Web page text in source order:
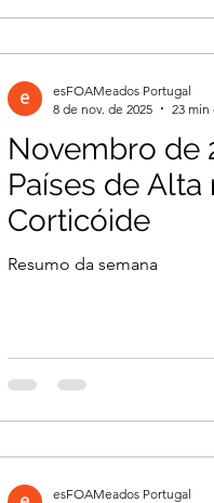
Outubro 2024
Novembro de
Países de
Corticóide
Resumo da semana
esFOAMeados Portugal
8 de nov. de 2025
23
esFOAMeados Portugal